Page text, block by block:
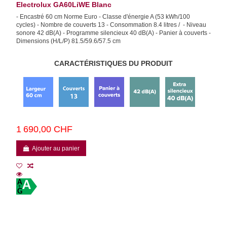
Electrolux GA60LiWE Blanc
- Encastré 60 cm Norme Euro - Classe d'énergie A (53 kWh/100
cycles) - Nombre de couverts 13 - Consommation 8.4 litres / - Niveau
sonore 42 dB(A) - Programme silencieux 40 dB(A) - Panier à couverts -
Dimensions (H/L/P) 81.5/59.6/57.5 cm
CARACTÉRISTIQUES DU PRODUIT
1 690,00 CHF
Ajouter au panier
A